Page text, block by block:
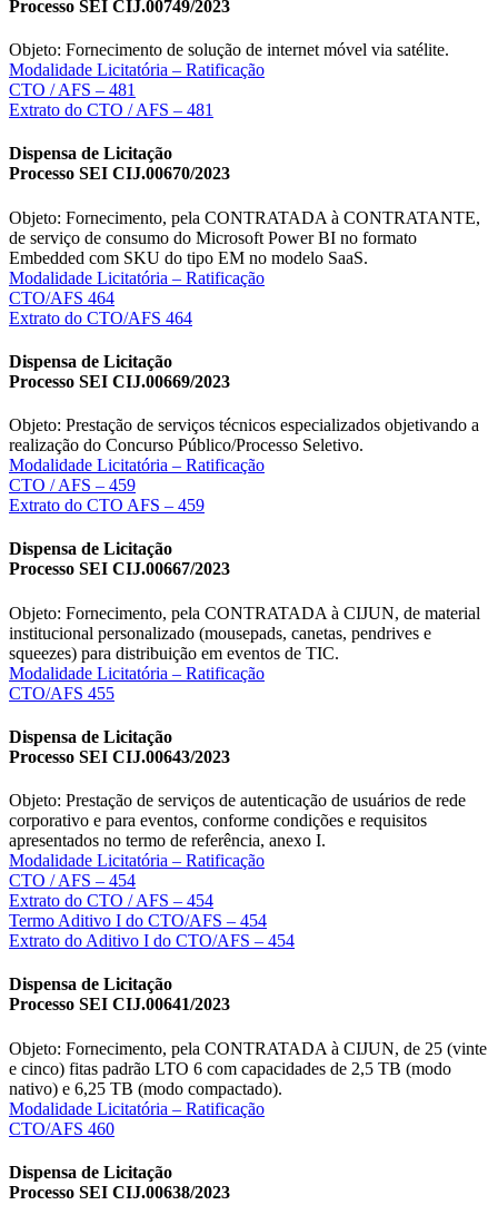
Processo SEI CIJ.00749/2023
Objeto: Fornecimento de solução de internet móvel via satélite.
Modalidade Licitatória – Ratificação
CTO / AFS – 481
Extrato do CTO / AFS – 481
Dispensa de Licitação
Processo SEI CIJ.00670/2023
Objeto: Fornecimento, pela CONTRATADA à CONTRATANTE,
de serviço de consumo do Microsoft Power BI no formato
Embedded com SKU do tipo EM no modelo SaaS.
Modalidade Licitatória – Ratificação
CTO/AFS 464
Extrato do CTO/AFS 464
Dispensa de Licitação
Processo SEI CIJ.00669/2023
Objeto: Prestação de serviços técnicos especializados objetivando a
realização do Concurso Público/Processo Seletivo.
Modalidade Licitatória – Ratificação
CTO / AFS – 459
Extrato do CTO AFS – 459
Dispensa de Licitação
Processo SEI CIJ.00667/2023
Objeto: Fornecimento, pela CONTRATADA à CIJUN, de material
institucional personalizado (mousepads, canetas, pendrives e
squeezes) para distribuição em eventos de TIC.
Modalidade Licitatória – Ratificação
CTO/AFS 455
Dispensa de Licitação
Processo SEI CIJ.00643/2023
Objeto: Prestação de serviços de autenticação de usuários de rede
corporativo e para eventos, conforme condições e requisitos
apresentados no termo de referência, anexo I.
Modalidade Licitatória – Ratificação
CTO / AFS – 454
Extrato do CTO / AFS – 454
Termo Aditivo I do CTO/AFS – 454
Extrato do Aditivo I do CTO/AFS – 454
Dispensa de Licitação
Processo SEI CIJ.00641/2023
Objeto: Fornecimento, pela CONTRATADA à CIJUN, de 25 (vinte
e cinco) fitas padrão LTO 6 com capacidades de 2,5 TB (modo
nativo) e 6,25 TB (modo compactado).
Modalidade Licitatória – Ratificação
CTO/AFS 460
Dispensa de Licitação
Processo SEI CIJ.00638/2023